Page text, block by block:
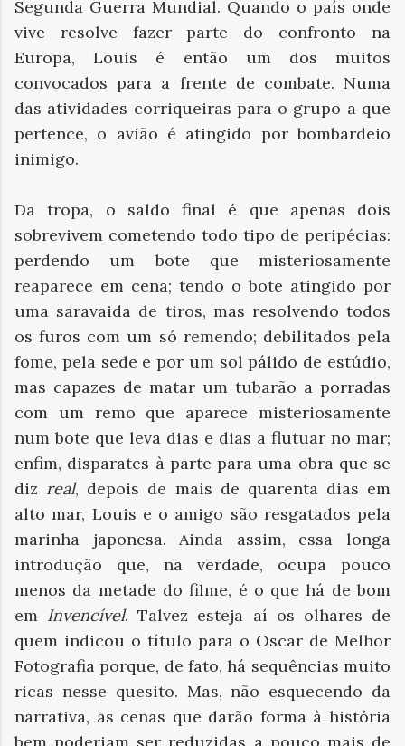
Segunda Guerra Mundial. Quando o país onde
vive resolve fazer parte do confronto na
Europa, Louis é então um dos muitos
convocados para a frente de combate. Numa
das atividades corriqueiras para o grupo a que
pertence, o avião é atingido por bombardeio
inimigo.
Da tropa, o saldo final é que apenas dois
sobrevivem cometendo todo tipo de peripécias:
perdendo um bote que misteriosamente
reaparece em cena; tendo o bote atingido por
uma saravaida de tiros, mas resolvendo todos
os furos com um só remendo; debilitados pela
fome, pela sede e por um sol pálido de estúdio,
mas capazes de matar um tubarão a porradas
com um remo que aparece misteriosamente
num bote que leva dias e dias a flutuar no mar;
enfim, disparates à parte para uma obra que se
diz real, depois de mais de quarenta dias em
alto mar, Louis e o amigo são resgatados pela
marinha japonesa. Ainda assim, essa longa
introdução que, na verdade, ocupa pouco
menos da metade do filme, é o que há de bom
em Invencível. Talvez esteja aí os olhares de
quem indicou o título para o Oscar de Melhor
Fotografia porque, de fato, há sequências muito
ricas nesse quesito. Mas, não esquecendo da
narrativa, as cenas que darão forma à história
bem poderiam ser reduzidas a pouco mais de